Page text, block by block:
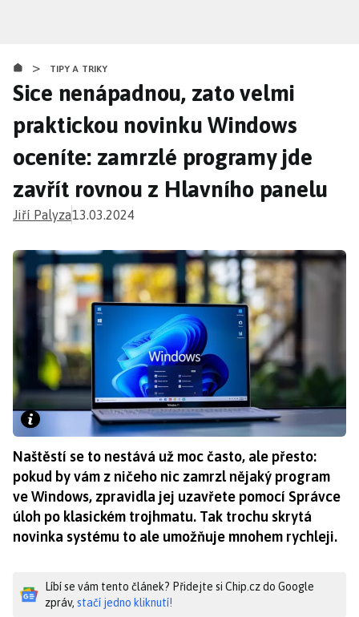
obsahu
> TIPY A TRIKY
Sice nenápadnou, zato velmi
praktickou novinku Windows
oceníte: zamrzlé programy jde
zavřít rovnou z Hlavního panelu
Jiří Palyza13.03.2024
Naštěstí se to nestává už moc často, ale přesto:
pokud by vám z ničeho nic zamrzl nějaký program
ve Windows, zpravidla jej uzavřete pomocí Správce
úloh po klasickém trojhmatu. Tak trochu skrytá
novinka systému to ale umožňuje mnohem rychleji.
Líbí se vám tento článek? Přidejte si Chip.cz do Google
zpráv, stačí jedno kliknutí!